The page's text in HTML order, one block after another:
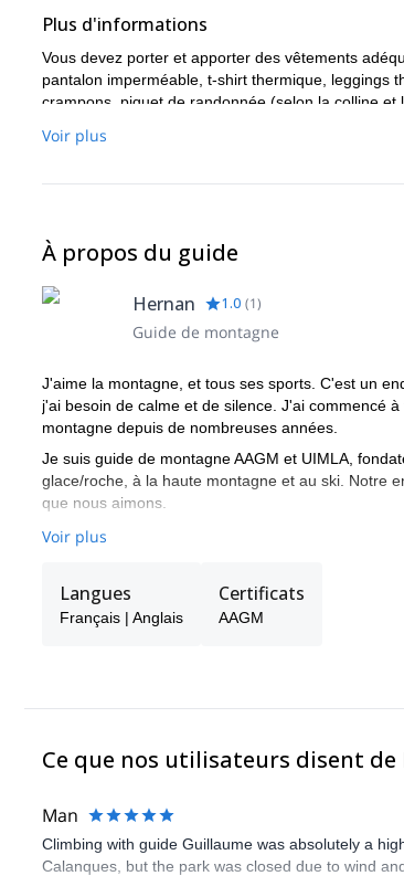
Plus d'informations
Vous devez porter et apporter des vêtements
pantalon imperméable, t-shirt thermique, leggings
crampons, piquet de randonnée (selon la colline
Voir plus
À propos du guide
Hernan 1.0 (1)
Guide de montagne
J'aime la montagne, et tous ses sports. C'est un
j'ai besoin de calme et de silence. J'ai commencé
montagne depuis de nombreuses années.
Je suis guide de montagne AAGM et UIMLA,
glace/roche, à la haute montagne et au ski. Notre
que nous aimons.
Voir plus
Langues
Français | Anglais
Certificats
AAGM
Ce que nos utilisateurs disent de
Man
Climbing with guide Guillaume was absolutely a
Calanques, but the park was closed due to wind